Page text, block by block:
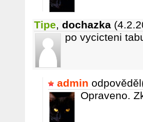
Tipe, dochazka
po vycicteni
admin
Opraveno.